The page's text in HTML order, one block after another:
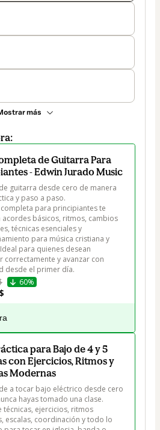
más
de Guitarra Para
- Edwin Jurado Music
guitarra desde cero de manera
y paso a paso.
completa para principiantes te
acordes básicos, ritmos, cambios
técnicas esenciales y
para música cristiana y
para quienes desean
correctamente y avanzar con
desde el primer día.
60%
para Bajo de 4 y 5
con Ejercicios, Ritmos y
Modernas
a tocar bajo eléctrico desde cero
hayas tomado una clase.
técnicas, ejercicios, ritmos
escalas, coordinación y todo lo